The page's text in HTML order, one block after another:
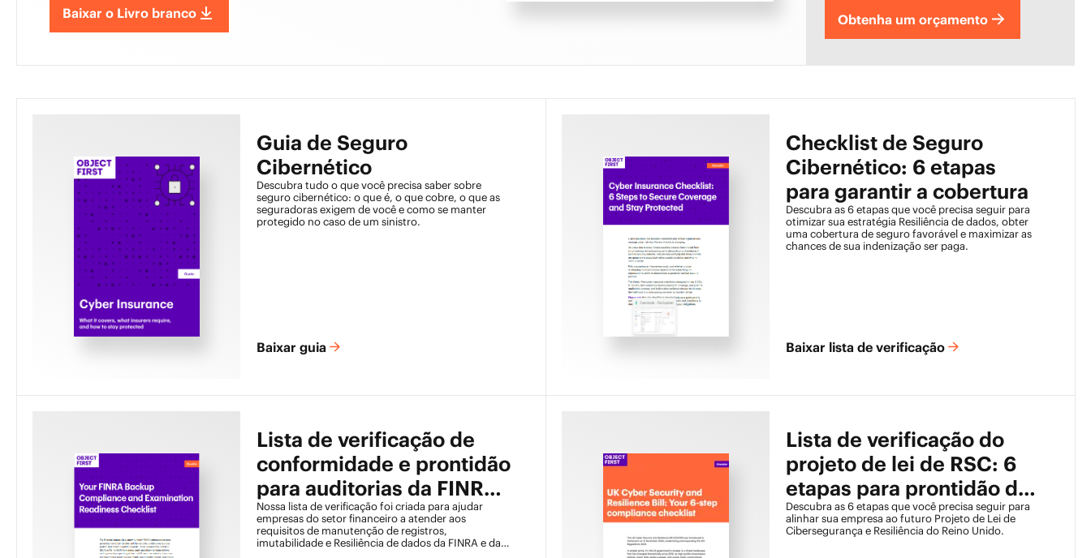
Baixar o Livro branco
Obtenha um orçamento
Guia de Seguro
Cibernético
Descubra tudo o que você precisa saber sobre
seguro cibernético: o que é, o que cobre, o que as
seguradoras exigem de você e como se manter
protegido no caso de um sinistro.
Baixar guia
Checklist de Seguro
Cibernético: 6 etapas
para garantir a cobertura
Descubra as 6 etapas que você precisa seguir para
otimizar sua estratégia Resiliência de dados, obter
uma cobertura de seguro favorável e maximizar as
chances de sua indenização ser paga.
Baixar lista de verificação
Lista de verificação de
conformidade e prontidão
para auditorias da FINRA
Backup
Nossa lista de verificação foi criada para ajudar
empresas do setor financeiro a atender aos
requisitos de manutenção de registros,
imutabilidade e Resiliência de dados da FINRA e da
Lista de verificação do
projeto de lei de RSC: 6
etapas para prontidão de
conformidade
Descubra as 6 etapas que você precisa seguir para
alinhar sua empresa ao futuro Projeto de Lei de
Cibersegurança e Resiliência do Reino Unido.